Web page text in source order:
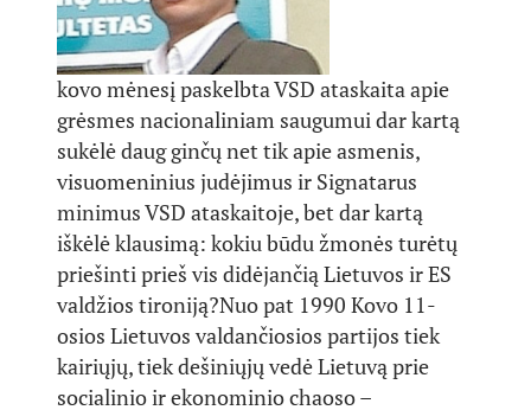
kovo mėnesį paskelbta VSD ataskaita apie
grėsmes nacionaliniam saugumui dar kartą
sukėlė daug ginčų net tik apie asmenis,
visuomeninius judėjimus ir Signatarus
minimus VSD ataskaitoje, bet dar kartą
iškėlė klausimą: kokiu būdu žmonės turėtų
priešinti prieš vis didėjančią Lietuvos ir ES
valdžios tironiją?Nuo pat 1990 Kovo 11-
osios Lietuvos valdančiosios partijos tiek
kairiųjų, tiek dešiniųjų vedė Lietuvą prie
socialinio ir ekonominio chaoso –